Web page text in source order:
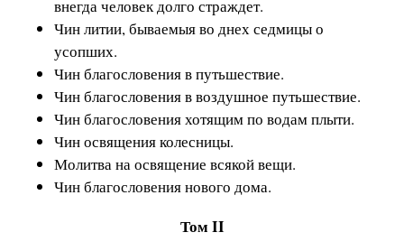
внегда человек долго страждет.
Чин литии, бываемыя во днех седмицы о
усопших.
Чин благословения в путьшествие.
Чин благословения в воздушное путьшествие.
Чин благословения хотящим по водам плыти.
Чин освящения колесницы.
Молитва на освящение всякой вещи.
Чин благословения нового дома.
Том II